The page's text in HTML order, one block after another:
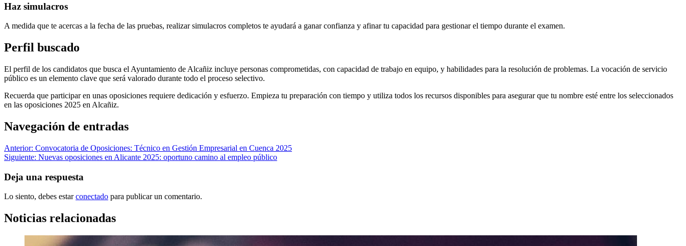
Haz simulacros
A medida que te acercas a la fecha de las pruebas, realizar simulacros completos te ayudará a ganar confianza y afinar tu capacidad para gestionar el tiempo durante el examen.
Perfil buscado
El perfil de los candidatos que busca el Ayuntamiento de Alcañiz incluye personas comprometidas, con capacidad de trabajo en equipo, y habilidades para la resolución de problemas. La vocación de servicio
público es un elemento clave que será valorado durante todo el proceso selectivo.
Recuerda que participar en unas oposiciones requiere dedicación y esfuerzo. Empieza tu preparación con tiempo y utiliza todos los recursos disponibles para asegurar que tu nombre esté entre los seleccionados
en las oposiciones 2025 en Alcañiz.
Navegación de entradas
Anterior: Convocatoria de Oposiciones: Técnico en Gestión Empresarial en Cuenca 2025
Siguiente: Nuevas oposiciones en Alicante 2025: oportuno camino al empleo público
Deja una respuesta
Lo siento, debes estarconectado para publicar un comentario.
Noticias relacionadas